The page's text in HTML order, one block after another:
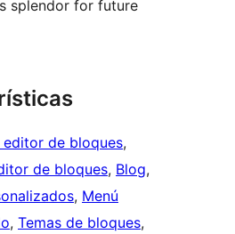
splendor for future
editor de bloques
de bloques, Blog
, Menú
, Temas de bloques